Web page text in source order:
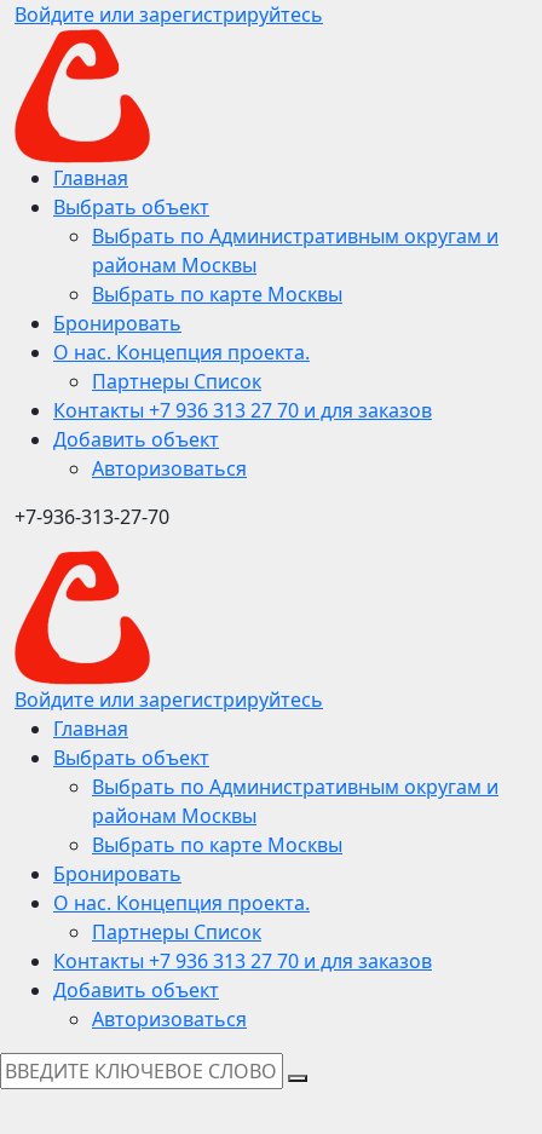
Войдите или зарегистрируйтесь
Главная
Выбрать объект
Выбрать по Административным округам и
районам Москвы
Выбрать по карте Москвы
Бронировать
О нас. Концепция проекта.
Партнеры Список
Контакты +7 936 313 27 70 и для заказов
Добавить объект
Авторизоваться
+7-936-313-27-70
Войдите или зарегистрируйтесь
Главная
Выбрать объект
Выбрать по Административным округам и
районам Москвы
Выбрать по карте Москвы
Бронировать
О нас. Концепция проекта.
Партнеры Список
Контакты +7 936 313 27 70 и для заказов
Добавить объект
Авторизоваться